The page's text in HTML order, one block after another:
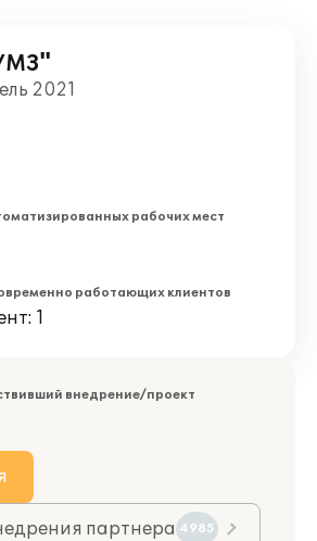
2021
рабочих мест
работающих клиентов
1
внедрение/проект
партнера 4985